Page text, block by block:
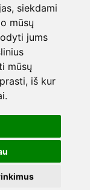
siekdami
mūsų
jums
mūsų
iš kur
•Privatumo politika